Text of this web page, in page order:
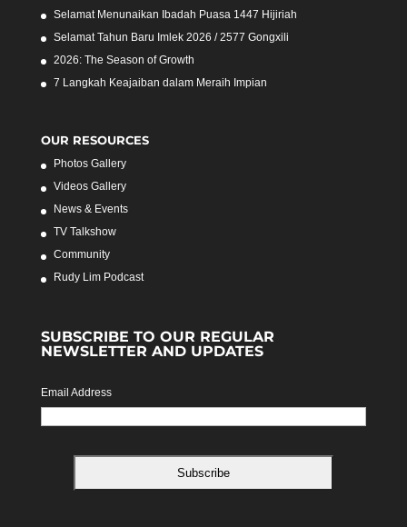
Selamat Menunaikan Ibadah Puasa 1447 Hijiriah
Selamat Tahun Baru Imlek 2026 / 2577 Gongxili
2026: The Season of Growth
7 Langkah Keajaiban dalam Meraih Impian
OUR RESOURCES
Photos Gallery
Videos Gallery
News & Events
TV Talkshow
Community
Rudy Lim Podcast
SUBSCRIBE TO OUR REGULAR
NEWSLETTER AND UPDATES
Email Address